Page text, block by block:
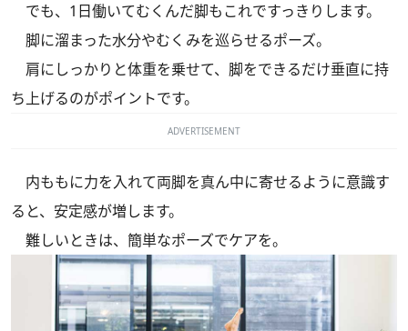
でも、1日働いてむくんだ脚もこれですっきりします。
脚に溜まった水分やむくみを巡らせるポーズ。
肩にしっかりと体重を乗せて、脚をできるだけ垂直に持
ち上げるのがポイントです。
ADVERTISEMENT
内ももに力を入れて両脚を真ん中に寄せるように意識す
ると、安定感が増します。
難しいときは、簡単なポーズでケアを。